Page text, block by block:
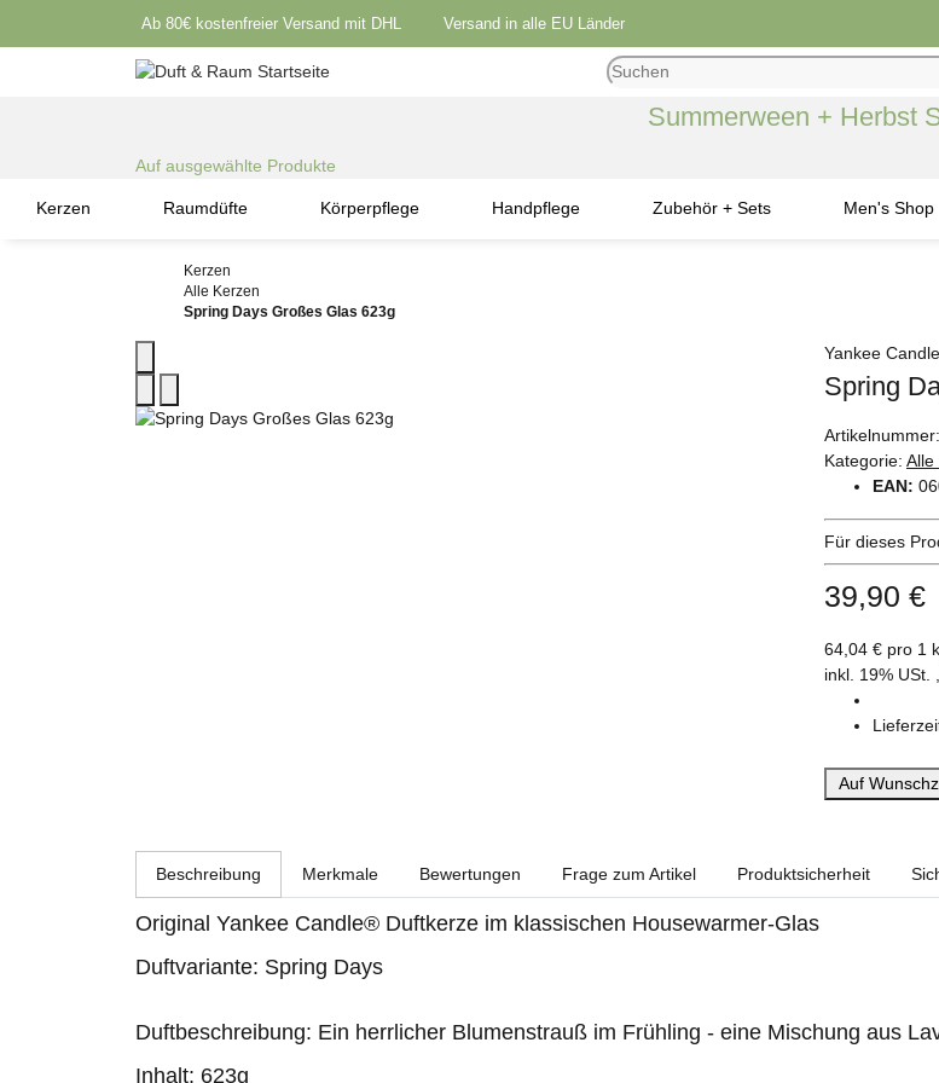
Ab 80€ kostenfreier Versand mit DHL Versand in alle EU Länder
Summerween + Herbst
Auf ausgewählte Produkte
Kerzen Raumdüfte Körperpflege Handpflege Zubehör + Sets Men's Shop
Kerzen
Alle Kerzen
Spring Days Großes Glas 623g
Yankee
Spring
Artikelnummer:
Kategorie: Alle
EAN:
Für dieses
39,90 €
64,04 € pro 1
inkl. 19% USt.
Auf
Beschreibung Merkmale Bewertungen Frage zum Artikel Produktsicherheit
Original Yankee Candle® Duftkerze im klassischen Housewarmer-Glas
Duftvariante: Spring Days
Duftbeschreibung: Ein herrlicher Blumenstrauß im Frühling - eine Mischung aus
Inhalt: 623g